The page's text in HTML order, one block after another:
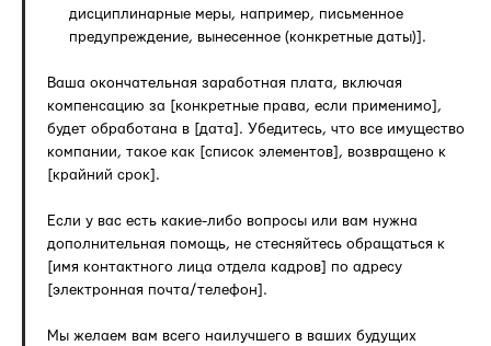
дисциплинарные меры, например, письменное
предупреждение, вынесенное (конкретные даты)].
Ваша окончательная заработная плата, включая
компенсацию за [конкретные права, если применимо],
будет обработана в [дата]. Убедитесь, что все имущество
компании, такое как [список элементов], возвращено к
[крайний срок].
Если у вас есть какие-либо вопросы или вам нужна
дополнительная помощь, не стесняйтесь обращаться к
[имя контактного лица отдела кадров] по адресу
[электронная почта/телефон].
Мы желаем вам всего наилучшего в ваших будущих